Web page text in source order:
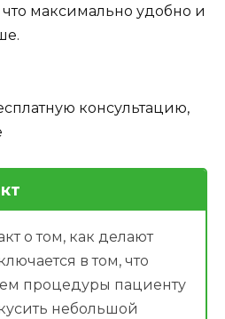
что максимально удобно и
консультацию,
о том, как делают
в том, что
процедуры пациенту
небольшой